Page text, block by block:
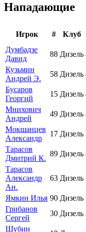
Нападающие
Игрок # Клуб
Думбадзе
Давид
88 Дизель
Кузьмин
Андрей Э.
58 Дизель
Бусаров
Георгий
15 Дизель
Мнихович
Андрей
49 Дизель
Мокшанцев
Александр
17 Дизель
Тарасов
Дмитрий К.
89 Дизель
Тарасов
Александр
Ан.
63 Дизель
Ямкин Илья 90 Дизель
Грибанов
Сергей
30 Дизель
Шубин